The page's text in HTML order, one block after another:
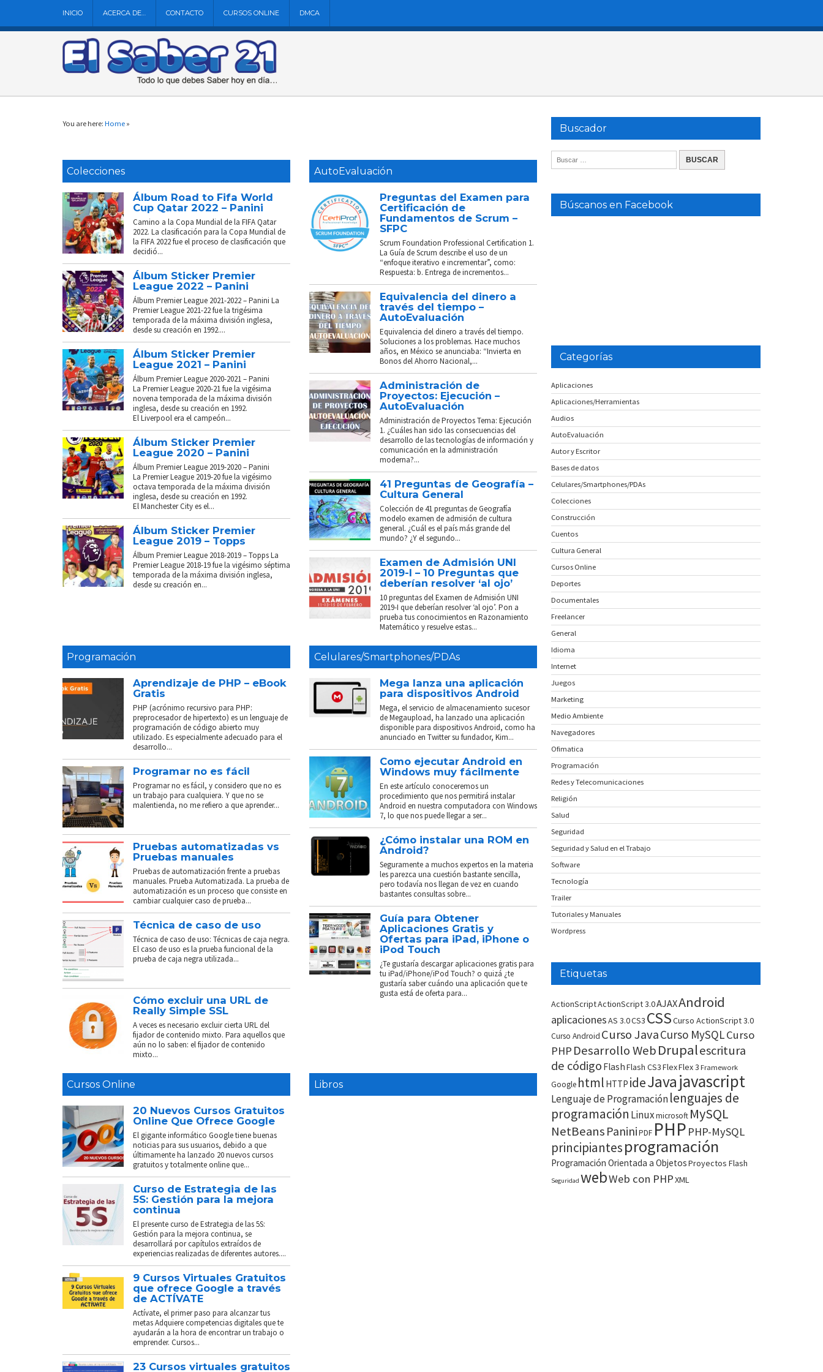
INICIO ACERCA DE… CONTACTO CURSOS ONLINE DMCA
You are here: Home »
Colecciones
Álbum Road to Fifa World
Cup Qatar 2022 – Panini
Camino a la Copa Mundial de la FIFA Qatar
2022. La clasificación para la Copa Mundial de
la FIFA 2022 fue el proceso de clasificación que
decidió...
Álbum Sticker Premier
League 2022 – Panini
Álbum Premier League 2021-2022 – Panini La
Premier League 2021-22 fue la trigésima
temporada de la máxima división inglesa,
desde su creación en 1992....
Álbum Sticker Premier
League 2021 – Panini
Álbum Premier League 2020-2021 – Panini
La Premier League 2020-21 fue la vigésima
novena temporada de la máxima división
inglesa, desde su creación en 1992.
El Liverpool era el campeón...
Álbum Sticker Premier
League 2020 – Panini
Álbum Premier League 2019-2020 – Panini
La Premier League 2019-20 fue la vigésimo
octava temporada de la máxima división
inglesa, desde su creación en 1992.
El Manchester City es el...
Álbum Sticker Premier
League 2019 – Topps
Álbum Premier League 2018-2019 – Topps La
Premier League 2018-19 fue la vigésimo séptima
temporada de la máxima división inglesa,
desde su creación en...
AutoEvaluación
Preguntas del Examen para
Certificación de
Fundamentos de Scrum –
SFPC
Scrum Foundation Professional Certification 1.
La Guía de Scrum describe el uso de un
“enfoque iterativo e incrementar”, como:
Respuesta: b. Entrega de incrementos...
Equivalencia del dinero a
través del tiempo –
AutoEvaluación
Equivalencia del dinero a través del tiempo.
Soluciones a los problemas. Hace muchos
años, en México se anunciaba: “Invierta en
Bonos del Ahorro Nacional,...
Administración de
Proyectos: Ejecución –
AutoEvaluación
Administración de Proyectos Tema: Ejecución
1. ¿Cuáles han sido las consecuencias del
desarrollo de las tecnologías de información y
comunicación en la administración
moderna?...
41 Preguntas de Geografía –
Cultura General
Colección de 41 preguntas de Geografía
modelo examen de admisión de cultura
general. ¿Cuál es el país más grande del
mundo? ¿Y el segundo...
Examen de Admisión UNI
2019-I – 10 Preguntas que
deberían resolver ‘al ojo’
10 preguntas del Examen de Admisión UNI
2019-I que deberían resolver ‘al ojo’. Pon a
prueba tus conocimientos en Razonamiento
Matemático y resuelve estas...
Programación
Aprendizaje de PHP – eBook
Gratis
PHP (acrónimo recursivo para PHP:
preprocesador de hipertexto) es un lenguaje de
programación de código abierto muy
utilizado. Es especialmente adecuado para el
desarrollo...
Programar no es fácil
Programar no es fácil, y considero que no es
un trabajo para cualquiera. Y que no se
malentienda, no me refiero a que aprender...
Pruebas automatizadas vs
Pruebas manuales
Pruebas de automatización frente a pruebas
manuales. Prueba Automatizada. La prueba de
automatización es un proceso que consiste en
cambiar cualquier caso de prueba...
Técnica de caso de uso
Técnica de caso de uso: Técnicas de caja negra.
El caso de uso es la prueba funcional de la
prueba de caja negra utilizada...
Cómo excluir una URL de
Really Simple SSL
A veces es necesario excluir cierta URL del
fijador de contenido mixto. Para aquellos que
aún no lo saben: el fijador de contenido
mixto...
Celulares/Smartphones/PDAs
Mega lanza una aplicación
para dispositivos Android
Mega, el servicio de almacenamiento sucesor
de Megaupload, ha lanzado una aplicación
disponible para dispositivos Android, como ha
anunciado en Twitter su fundador, Kim...
Como ejecutar Android en
Windows muy fácilmente
En este artículo conoceremos un
procedimiento que nos permitirá instalar
Android en nuestra computadora con Windows
7, lo que nos puede llegar a ser...
¿Cómo instalar una ROM en
Android?
Seguramente a muchos expertos en la materia
les parezca una cuestión bastante sencilla,
pero todavía nos llegan de vez en cuando
bastantes consultas sobre...
Guía para Obtener
Aplicaciones Gratis y
Ofertas para iPad, iPhone o
iPod Touch
¿Te gustaría descargar aplicaciones gratis para
tu iPad/iPhone/iPod Touch? o quizá ¿te
gustaría saber cuándo una aplicación que te
gusta está de oferta para...
Cursos Online
20 Nuevos Cursos Gratuitos
Online Que Ofrece Google
El gigante informático Google tiene buenas
noticias para sus usuarios, debido a que
últimamente ha lanzado 20 nuevos cursos
gratuitos y totalmente online que...
Curso de Estrategia de las
5S: Gestión para la mejora
continua
El presente curso de Estrategia de las 5S:
Gestión para la mejora continua, se
desarrollará por capítulos extraídos de
experiencias realizadas de diferentes autores....
9 Cursos Virtuales Gratuitos
que ofrece Google a través
de ACTÍVATE
Actívate, el primer paso para alcanzar tus
metas Adquiere competencias digitales que te
ayudarán a la hora de encontrar un trabajo o
emprender. Cursos...
23 Cursos virtuales gratuitos
Libros
Buscador
Búscanos en Facebook
Categorías
Aplicaciones
Aplicaciones/Herramientas
Audios
AutoEvaluación
Autor y Escritor
Bases de datos
Celulares/Smartphones/PDAs
Colecciones
Construcción
Cuentos
Cultura General
Cursos Online
Deportes
Documentales
Freelancer
General
Idioma
Internet
Juegos
Marketing
Medio Ambiente
Navegadores
Ofimatica
Programación
Redes y Telecomunicaciones
Religión
Salud
Seguridad
Seguridad y Salud en el Trabajo
Software
Tecnología
Trailer
Tutoriales y Manuales
Wordpress
Etiquetas
ActionScriptActionScript 3.0AJAXAndroid
aplicacionesAS 3.0CS3 CSSCurso ActionScript 3.0
Curso Android Curso JavaCurso MySQLCurso
PHP Desarrollo WebDrupalescritura
de código FlashFlash CS3FlexFlex 3 Framework
Google html HTTP ideJavajavascript
Lenguaje de Programaciónlenguajes de
programación Linuxmicrosoft MySQL
NetBeans PaniniPDF PHP PHP-MySQL
principiantesprogramación
Programación Orientada a ObjetosProyectos Flash
Seguridad webWeb con PHPXML